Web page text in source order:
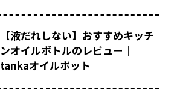
【液だれしない】おすすめキッチ
ンオイルボトルのレビュー｜
tankaオイルポット